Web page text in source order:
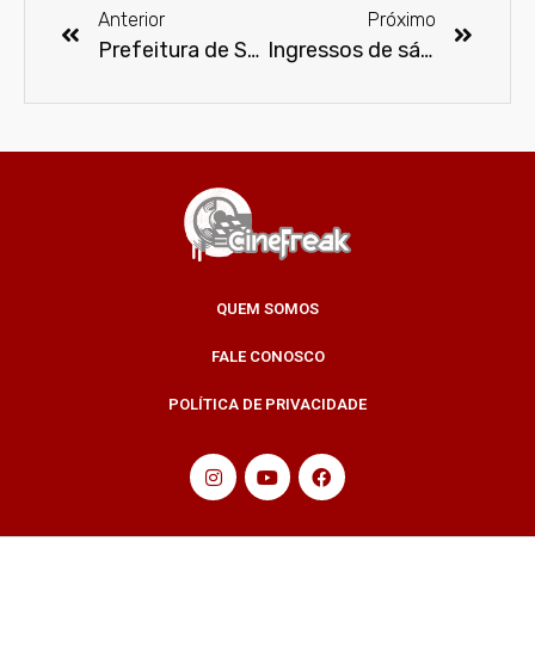
Anterior
Prefeitura de SP anuncia 50 salas de cinema nas periferias com ingressos a R$ 2
Próximo
Ingressos de sábado para Comic Con Experience 2015 acabam três meses antes do evento
QUEM SOMOS
FALE CONOSCO
POLÍTICA DE PRIVACIDADE